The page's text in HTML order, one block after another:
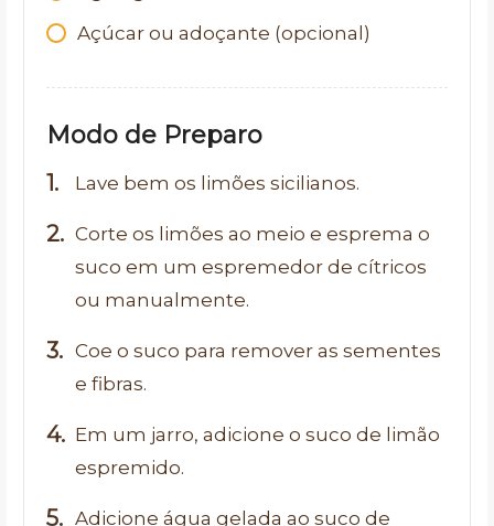
Açúcar ou adoçante (opcional)
Modo de Preparo
Lave bem os limões sicilianos.
Corte os limões ao meio e esprema o
suco em um espremedor de cítricos
ou manualmente.
Coe o suco para remover as sementes
e fibras.
Em um jarro, adicione o suco de limão
espremido.
Adicione água gelada ao suco de